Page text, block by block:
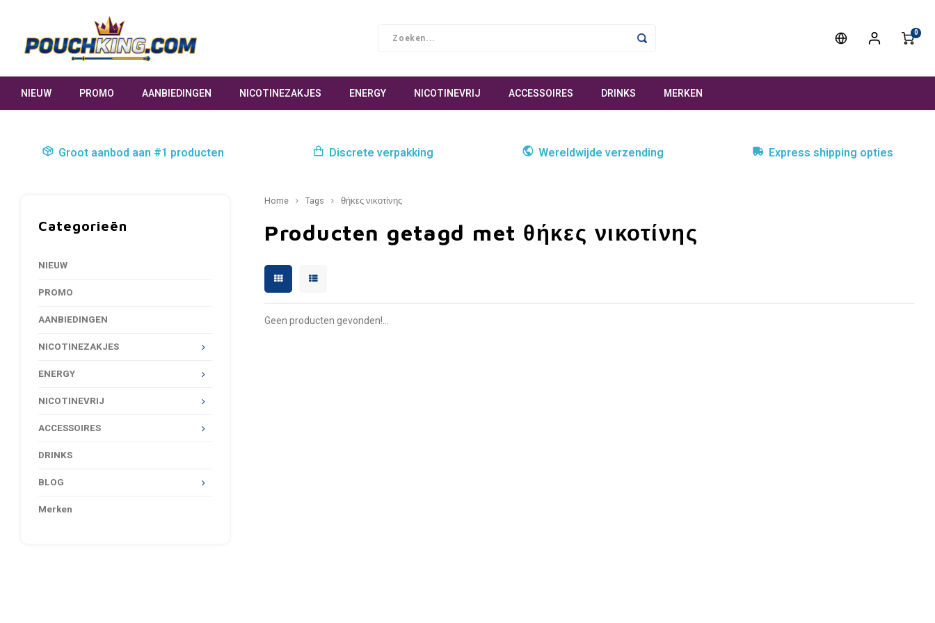
0
NIEUW PROMO AANBIEDINGEN NICOTINEZAKJES ENERGY NICOTINEVRIJ ACCESSOIRES DRINKS MERKEN
Groot aanbod aan #1 producten Discrete verpakking Wereldwijde verzending Express shipping opties
Categorieën
NIEUW
PROMO
AANBIEDINGEN
NICOTINEZAKJES
ENERGY
NICOTINEVRIJ
ACCESSOIRES
DRINKS
BLOG
Merken
Home Tags θήκες νικοτίνης
Producten getagd met θήκες νικοτίνης
Geen producten gevonden!...